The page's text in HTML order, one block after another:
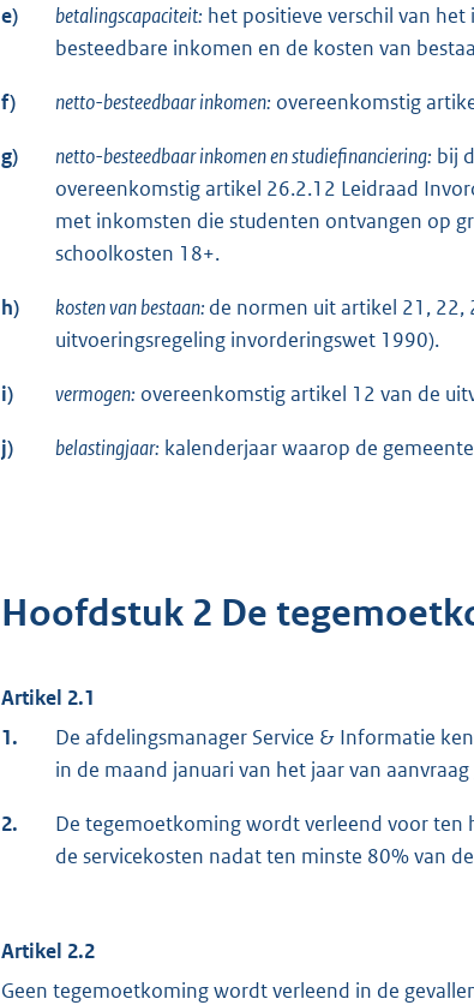
e) betalingscapaciteit: het positieve verschil van
besteedbare inkomen en de kosten van
f) netto-besteedbaar inkomen: overeenkomstig
g) netto-besteedbaar inkomen en studiefinanciering: bij
overeenkomstig artikel 26.2.12 Leidraad
met inkomsten die studenten ontvangen op
schoolkosten 18+.
h) kosten van bestaan: de normen uit artikel 21, 22,
uitvoeringsregeling invorderingswet 1990).
i) vermogen: overeenkomstig artikel 12 van de
j) belastingjaar: kalenderjaar waarop de
Hoofdstuk 2 De
Artikel 2.1
1.
De afdelingsmanager Service & Informatie
in de maand januari van het jaar van
2.
De tegemoetkoming wordt verleend voor ten
de servicekosten nadat ten minste 80% van
Artikel 2.2
Geen tegemoetkoming wordt verleend in de